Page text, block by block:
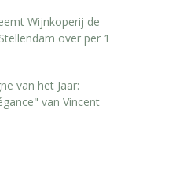
Wijnkoperij de
over per 1
van het Jaar:
van Vincent